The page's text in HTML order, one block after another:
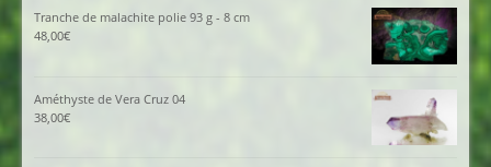
Tranche de malachite polie 93 g - 8 cm
48,00€
Améthyste de Vera Cruz 04
38,00€